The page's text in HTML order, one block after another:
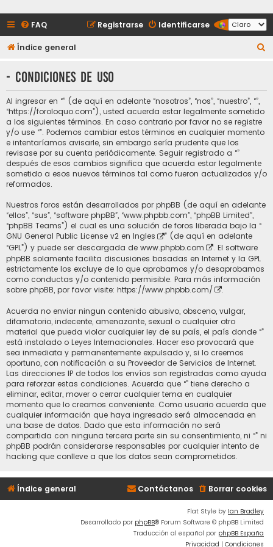
FAQ Identificarse
Registrarse
Índice general
c
- Condiciones de uso
Al ingresar en “” (de aquí en adelante “nosotros”, “nos”, “nuestro”, “”,
“https://foroloquo.com”), usted acuerda estar legalmente sometido
a los siguientes términos. En caso contrario por favor no se registre
y/o use “”. Podemos cambiar estos términos en cualquier momento
e intentaríamos avisarle, sin embargo sería prudente que los
revisase por su cuenta periódicamente. Seguir registrado a “”
después de esos cambios significa que acuerda estar legalmente
sometido a esos nuevos términos tal como fueron actualizados y/o
reformados.
Nuestros foros están desarrollados por phpBB (de aquí en adelante
“ellos”, “sus”, “software phpBB”, “www.phpbb.com”, “phpBB Limited”,
“phpBB Teams”) el cual es una solución de foros liberada bajo la “
GNU General Public License v2 en Ingles
” (de aquí en adelante
“GPL”) y puede ser descargada de www.phpbb.com
. El software
phpBB solamente facilita discusiones basadas en Internet y la GPL
estrictamente los excluye de lo que aprobamos y/o desaprobamos
como conductas y/o contenido permisible. Para más información
sobre phpBB, por favor visite: https://www.phpbb.com/ .
Acuerda no enviar ningun contenido abusivo, obsceno, vulgar,
difamatorio, indecente, amenazante, sexual o cualquier otro
material que pueda violar cualquier ley de su país, el país donde “”
está instalado o Leyes Internacionales. Hacer eso provocará que
sea inmediata y permanentemente expulsado y, si lo creemos
oportuno, con notificación a su Proveedor de Servicios de Internet.
Las direcciones IP de todos los envíos son registradas como ayuda
para reforzar estas condiciones. Acuerda que “” tiene derecho a
eliminar, editar, mover o cerrar cualquier tema en cualquier
momento que lo creamos conveniente. Como usuario acuerda que
cualquier información que haya ingresado será almacenada en
una base de datos. Dado que esta información no será
compartida con ninguna tercera parte sin su consentimiento, ni “” ni
phpBB podrán considerarse responsables por cualquier intento de
hacking que conlleve a que los datos sean comprometidos.
Índice general Borrar cookies
Contáctanos
Flat Style by Ian Bradley
Desarrollado por phpBB® Forum Software © phpBB Limited
Traducción al español por phpBB España
Privacidad | Condiciones